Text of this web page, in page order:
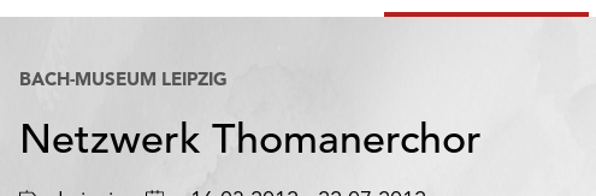
BACH-MUSEUM LEIPZIG
Netzwerk Thomanerchor